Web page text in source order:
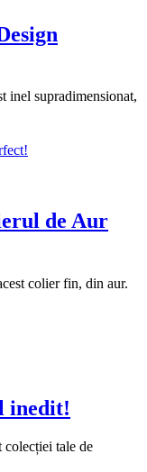
inel supradimensionat,
de Aur
colier fin, din aur.
inedit!
colecției tale de